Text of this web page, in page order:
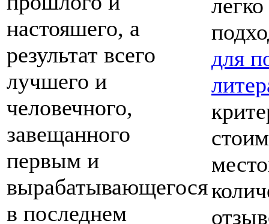
настояшего, а
результат всего
лучшего и
человечного,
завещанного
первым и
вырабатывающегося
в последнем
для